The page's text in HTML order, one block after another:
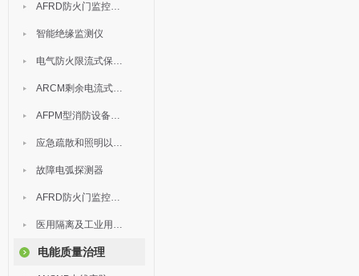
AFRD防火门监控模块
智能绝缘监测仪
电气防火限流式保护器
ARCM剩余电流式电气火灾监控装置
AFPM型消防设备电源监控系统
应急疏散和照明以及灯具
故障电弧探测器
AFRD防火门监控系统
医用隔离及工业用电绝缘检测
电能质量治理